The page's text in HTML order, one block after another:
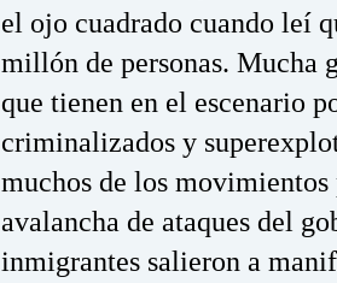
el ojo cuadrado cuando leí
millón de personas. Mucha
que tienen en el escenario
criminalizados y
muchos de los
avalancha de ataques del
inmigrantes salieron a